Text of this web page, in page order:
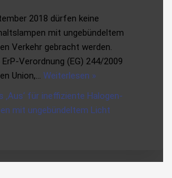
2018 dürfen keine
mit ungebündeltem
Verkehr gebracht werden.
Verordnung (EG) 244/2009
Union,… Weiterlesen »
‚Aus‘ für ineffiziente Halogen-
mit ungebündeltem Licht